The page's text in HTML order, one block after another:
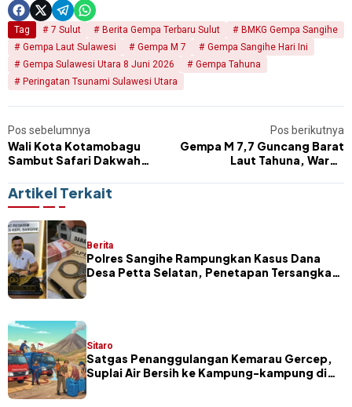
Tag 7 Sulut Berita Gempa Terbaru Sulut
BMKG Gempa Sangihe
Gempa Laut Sulawesi
Gempa M 7
Gempa Sangihe Hari Ini
Gempa Sulawesi Utara 8 Juni 2026
Gempa Tahuna
Peringatan Tsunami Sulawesi Utara
Pos sebelumnya
Wali Kota Kotamobagu
Sambut Safari Dakwah
Jamaah Padati Masjid Al-
Huda
Pos berikutnya
Gempa M 7,7 Guncang Barat
Laut Tahuna, Warga
Mengungsi Usai Peringatan
Artikel Terkait
Berita
Polres Sangihe Rampungkan Kasus Dana
Desa Petta Selatan, Penetapan Tersangka
Sitaro
Satgas Penanggulangan Kemarau Gercep,
Suplai Air Bersih ke Kampung-kampung di